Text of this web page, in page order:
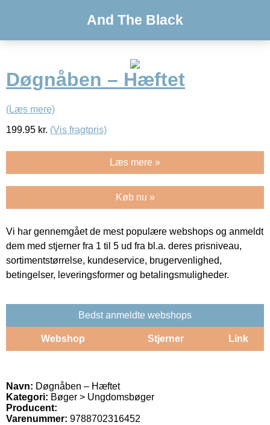
And The Black
Døgnåben – Hæftet
(Læs mere)
199.95 kr. (Vis fragtpris)
Læs mere »
Køb nu »
Vi har gennemgået de mest populære webshops og anmeldt
dem med stjerner fra 1 til 5 ud fra bl.a. deres prisniveau,
sortimentstørrelse, kundeservice, brugervenlighed,
betingelser, leveringsformer og betalingsmuligheder.
Bedst anmeldte webshops
Webshop Stjerner Link
Navn: Døgnåben – Hæftet
Kategori: Bøger > Ungdomsbøger
Producent:
Varenummer: 9788702316452